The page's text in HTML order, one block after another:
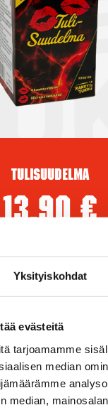
Yksityiskohdat
evästeitä
tarjoamamme
median
median,
Tulisuudelma
13,90€